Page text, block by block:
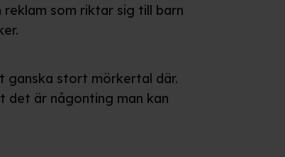
reklam som riktar sig till barn
ganska stort mörkertal där.
det är någonting man kan